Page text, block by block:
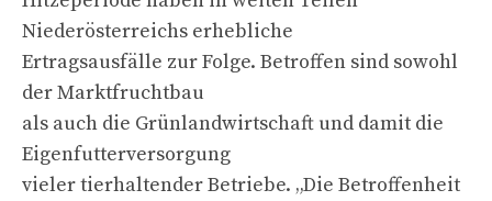
Niederösterreichs erhebliche
Ertragsausfälle zur Folge. Betroffen sind sowohl
der Marktfruchtbau
als auch die Grünlandwirtschaft und damit die
Eigenfutterversorgung
vieler tierhaltender Betriebe. „Die Betroffenheit